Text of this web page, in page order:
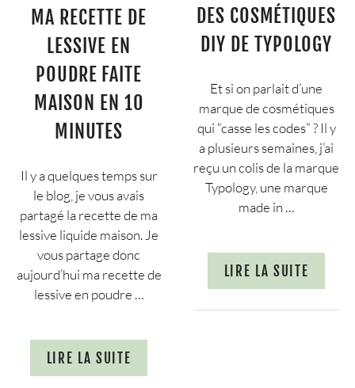
MA RECETTE DE
LESSIVE EN
POUDRE FAITE
MAISON EN 10
MINUTES
Il y a quelques temps sur
le blog, je vous avais
partagé la recette de ma
lessive liquide maison. Je
vous partage donc
aujourd’hui ma recette de
lessive en poudre …
LIRE LA SUITE
DES COSMÉTIQUES
DIY DE TYPOLOGY
Et si on parlait d’une
marque de cosmétiques
qui “casse les codes” ? Il y
a plusieurs semaines, j’ai
reçu un colis de la marque
Typology, une marque
made in …
LIRE LA SUITE